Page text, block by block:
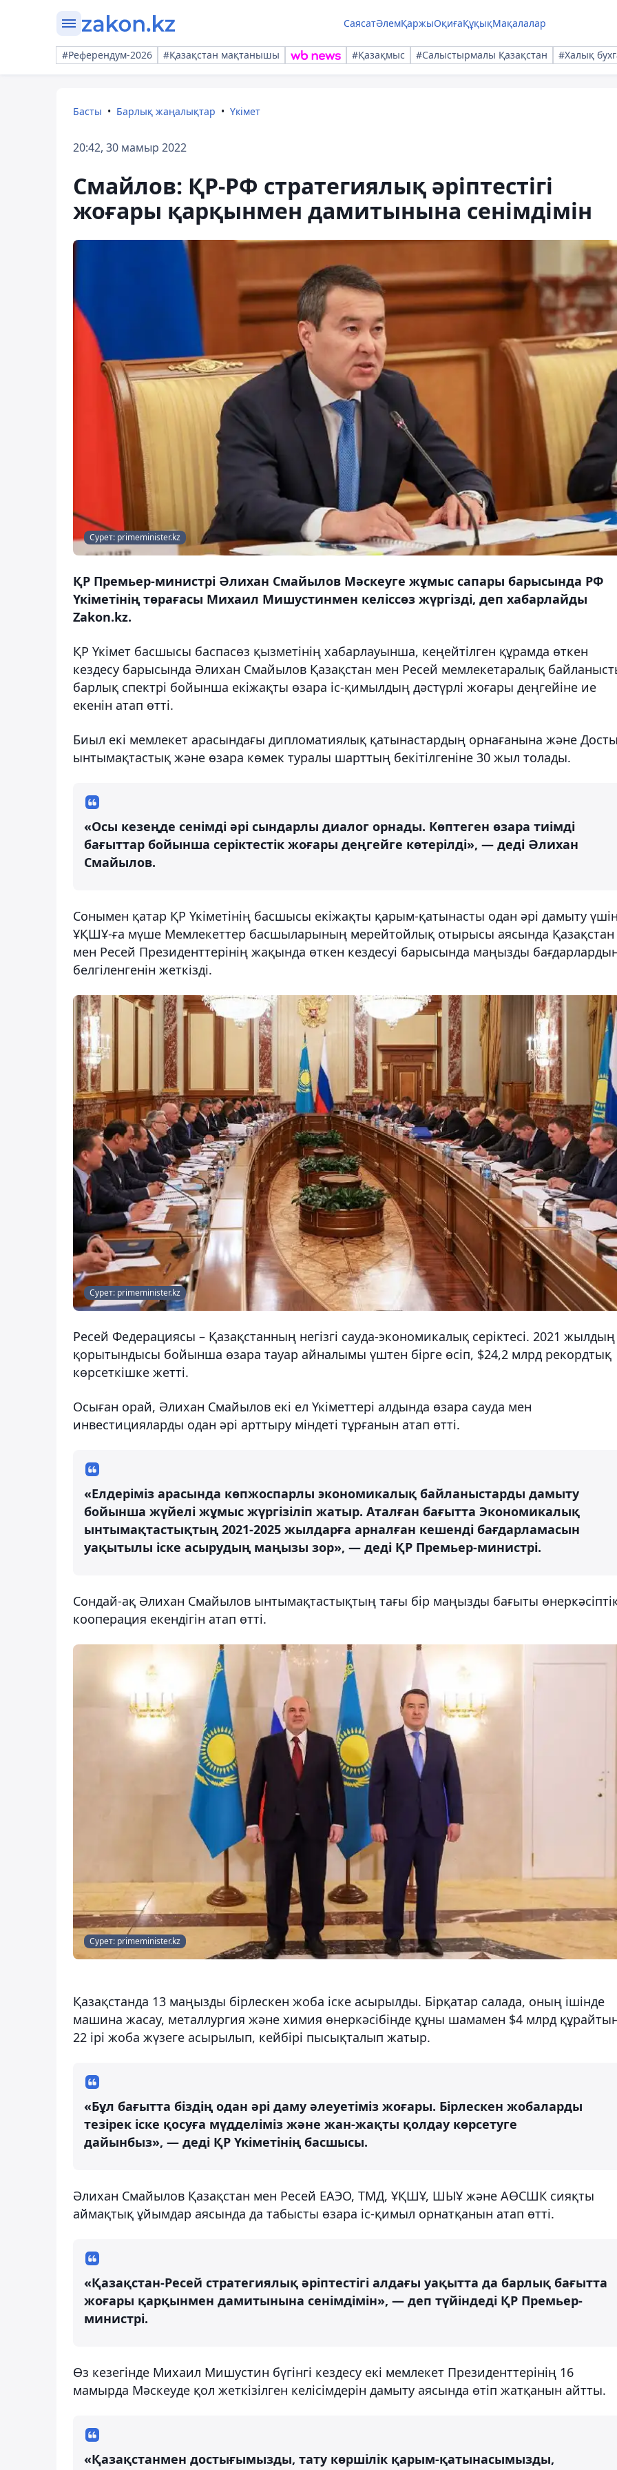
СаясатӘлемҚаржыОқиғаҚұқықМақалалар
#Референдум-2026 #Қазақстан мақтанышы #Қазақмыс #Салыстырмалы Қазақстан #Халық
Басты Барлық жаңалықтар Үкімет
20:42, 30 мамыр 2022
Смайлов: ҚР-РФ стратегиялық әріптестігі
жоғары қарқынмен дамитынына сенімдімін
Сурет: primeminister.kz
ҚР Премьер-министрі Әлихан Смайылов Мәскеуге жұмыс сапары барысында РФ
Үкіметінің төрағасы Михаил Мишустинмен келіссөз жүргізді, деп хабарлайды
Zakon.kz.
ҚР Үкімет басшысы баспасөз қызметінің хабарлауынша, кеңейтілген құрамда өткен
кездесу барысында Әлихан Смайылов Қазақстан мен Ресей мемлекетаралық
барлық спектрі бойынша екіжақты өзара іс-қимылдың дәстүрлі жоғары деңгейіне ие
екенін атап өтті.
Биыл екі мемлекет арасындағы дипломатиялық қатынастардың орнағанына және
ынтымақтастық және өзара көмек туралы шарттың бекітілгеніне 30 жыл толады.
«Осы кезеңде сенімді әрі сындарлы диалог орнады. Көптеген өзара тиімді
бағыттар бойынша серіктестік жоғары деңгейге көтерілді», — деді Әлихан
Смайылов.
Сонымен қатар ҚР Үкіметінің басшысы екіжақты қарым-қатынасты одан әрі дамыту
ҰҚШҰ-ға мүше Мемлекеттер басшыларының мерейтойлық отырысы аясында Қазақстан
мен Ресей Президенттерінің жақында өткен кездесуі барысында маңызды
белгіленгенін жеткізді.
Сурет: primeminister.kz
Ресей Федерациясы – Қазақстанның негізгі сауда-экономикалық серіктесі. 2021 жылдың
қорытындысы бойынша өзара тауар айналымы үштен бірге өсіп, $24,2 млрд рекордтық
көрсеткішке жетті.
Осыған орай, Әлихан Смайылов екі ел Үкіметтері алдында өзара сауда мен
инвестицияларды одан әрі арттыру міндеті тұрғанын атап өтті.
«Елдеріміз арасында көпжоспарлы экономикалық байланыстарды дамыту
бойынша жүйелі жұмыс жүргізіліп жатыр. Аталған бағытта Экономикалық
ынтымақтастықтың 2021-2025 жылдарға арналған кешенді бағдарламасын
уақытылы іске асырудың маңызы зор», — деді ҚР Премьер-министрі.
Сондай-ақ Әлихан Смайылов ынтымақтастықтың тағы бір маңызды бағыты
кооперация екендігін атап өтті.
Сурет: primeminister.kz
Қазақстанда 13 маңызды бірлескен жоба іске асырылды. Бірқатар салада, оның ішінде
машина жасау, металлургия және химия өнеркәсібінде құны шамамен $4 млрд
22 ірі жоба жүзеге асырылып, кейбірі пысықталып жатыр.
«Бұл бағытта біздің одан әрі даму әлеуетіміз жоғары. Бірлескен жобаларды
тезірек іске қосуға мүдделіміз және жан-жақты қолдау көрсетуге
дайынбыз», — деді ҚР Үкіметінің басшысы.
Әлихан Смайылов Қазақстан мен Ресей ЕАЭО, ТМД, ҰҚШҰ, ШЫҰ және АӨСШК сияқты
аймақтық ұйымдар аясында да табысты өзара іс-қимыл орнатқанын атап өтті.
«Қазақстан-Ресей стратегиялық әріптестігі алдағы уақытта да барлық бағытта
жоғары қарқынмен дамитынына сенімдімін», — деп түйіндеді ҚР Премьер-
министрі.
Өз кезегінде Михаил Мишустин бүгінгі кездесу екі мемлекет Президенттерінің 16
мамырда Мәскеуде қол жеткізілген келісімдерін дамыту аясында өтіп жатқанын айтты.
«Қазақстанмен достығымызды, тату көршілік қарым-қатынасымызды,